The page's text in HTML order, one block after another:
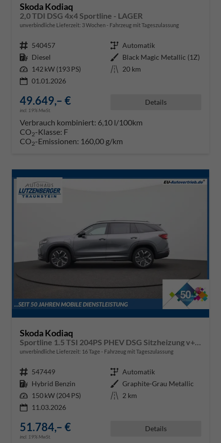
Skoda Kodiaq
2,0 TDI DSG 4x4 Sportline - LAGER
unverbindliche Lieferzeit: 3 Wochen Fahrzeug mit Tageszulassung
Fahrzeugnr. 540457 Getriebe Automatik
Kraftstoff Diesel Außenfarbe Black Magic Metallic (1Z)
Leistung 142 kW (193 PS) Kilometerstand 20 km
01.01.2026
49.649,– €
incl. 19% MwSt.
Details
Verbrauch kombiniert: 6,10 l/100km
CO2-Klasse: F
CO2-Emissionen: 160,00 g/km
Skoda Kodiaq
unverbindliche Lieferzeit: 16 Tage Fahrzeug mit Tageszulassung
Fahrzeugnr. 547449 Getriebe Automatik
Kraftstoff Hybrid Benzin Außenfarbe Graphite-Grau Metallic
Leistung 150 kW (204 PS) Kilometerstand 2 km
11.03.2026
51.784,– €
incl. 19% MwSt.
Details